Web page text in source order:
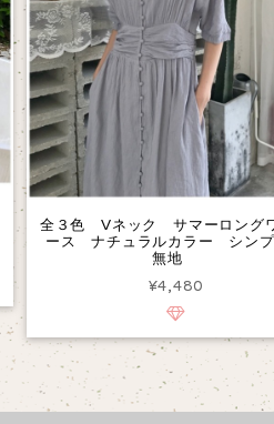
全３色 Vネック サマーロング
ース ナチュラルカラー シン
無地
¥4,480